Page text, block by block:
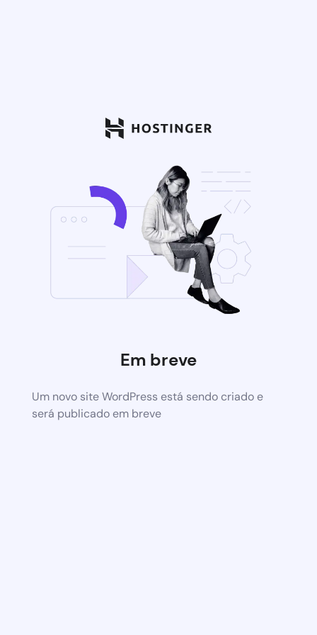
Em breve
Um novo site WordPress está sendo criado e
será publicado em breve